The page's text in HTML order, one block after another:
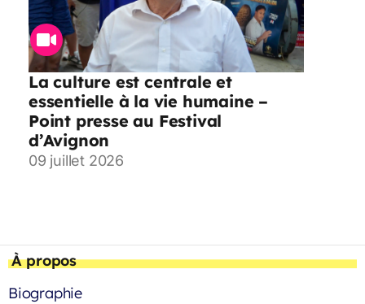
La culture est centrale et
essentielle à la vie humaine –
Point presse au Festival
d’Avignon
09 juillet 2026
À propos
Biographie